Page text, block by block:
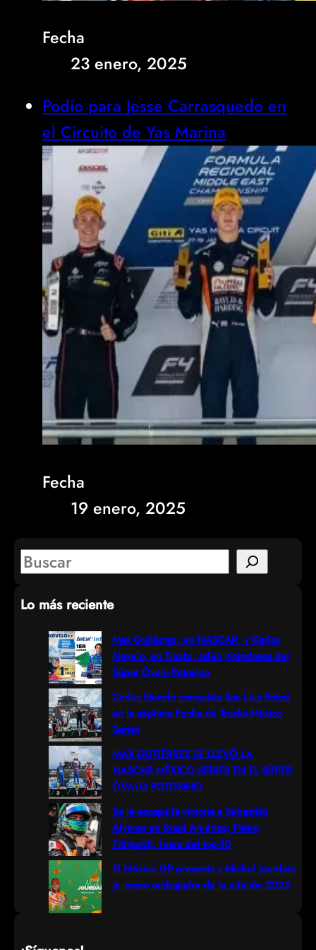
Fecha
23 enero, 2025
Podio para Jesse Carrasquedo en
el Circuito de Yas Marina
Fecha
19 enero, 2025
S
a
Lo más reciente
Max Gutiérrez, en NASCAR, y Carlos
Novelo, en Trucks, salen victoriosos del
Súper Óvalo Potosino
Carlos Novelo conquista San Luis Potosí
en la séptima Fecha de Trucks México
Series
MAX GUTIÉRREZ SE LLEVÓ LA
NASCAR MÉXICO SERIES EN EL SÚPER
ÓVALO POTOSINO
Se le escapa la victoria a Sebastián
Álvarez en Road América; Pietro
Fittipaldi, fuera del top-10
El México GP presenta a Michel Jourdain
Jr. como embajador de la edición 2026